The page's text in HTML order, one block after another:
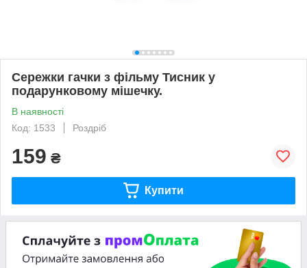
Сережки гачки з фільму Тисник у
подарунковому мішечку.
В наявності
Код: 1533
Роздріб
159 ₴
Купити